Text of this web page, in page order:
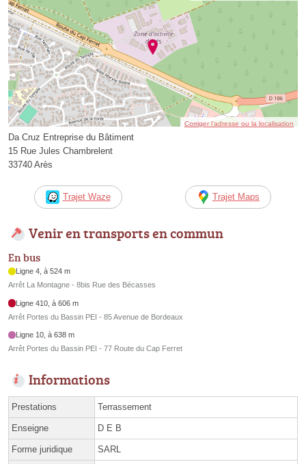
Corriger l’adresse ou la localisation
Da Cruz Entreprise du Bâtiment
15 Rue Jules Chambrelent
33740 Arès
Trajet Waze Trajet Maps
Venir en transports en commun
En bus
Ligne 4, à 524 m
Arrêt La Montagne - 8bis Rue des Bécasses
Ligne 410, à 606 m
Arrêt Portes du Bassin PEI - 85 Avenue de Bordeaux
Ligne 10, à 638 m
Arrêt Portes du Bassin PEI - 77 Route du Cap Ferret
Informations
Prestations Terrassement
Enseigne D E B
Forme juridique SARL